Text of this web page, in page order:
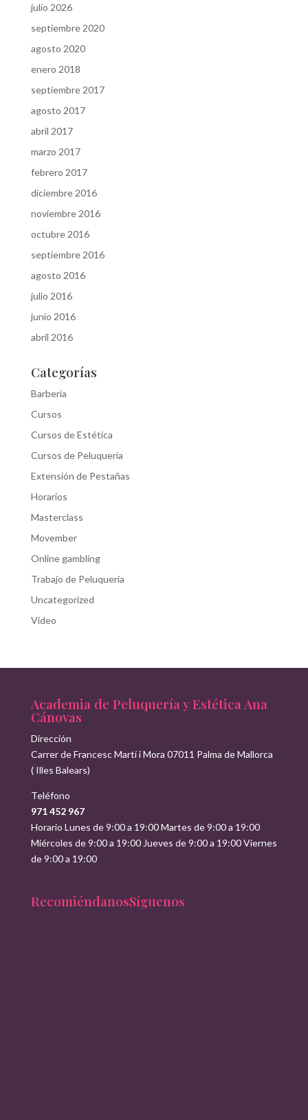
julio 2026
septiembre 2020
agosto 2020
enero 2018
septiembre 2017
agosto 2017
abril 2017
marzo 2017
febrero 2017
diciembre 2016
noviembre 2016
octubre 2016
septiembre 2016
agosto 2016
julio 2016
junio 2016
abril 2016
Categorías
Barbería
Cursos
Cursos de Estética
Cursos de Peluquería
Extensión de Pestañas
Horarios
Masterclass
Movember
Online gambling
Trabajo de Peluquería
Uncategorized
Video
Academia de Peluquería y Estética Ana
Cánovas
Dirección
Carrer de Francesc Martí i Mora 07011 Palma de Mallorca
( Illes Balears)
Teléfono
971 452 967
Horario Lunes de 9:00 a 19:00 Martes de 9:00 a 19:00
Miércoles de 9:00 a 19:00 Jueves de 9:00 a 19:00 Viernes
de 9:00 a 19:00
RecomiéndanosSíguenos